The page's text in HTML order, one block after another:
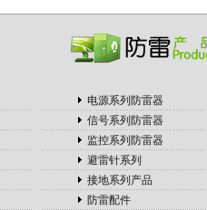
电源系列防雷器
信号系列防雷器
监控系列防雷器
避雷针系列
接地系列产品
防雷配件